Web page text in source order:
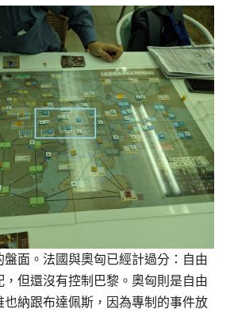
面。法國與奧匈已經計過分：自由
但還沒有控制巴黎。奧匈則是自由
納跟布達佩斯，因為專制的事件放